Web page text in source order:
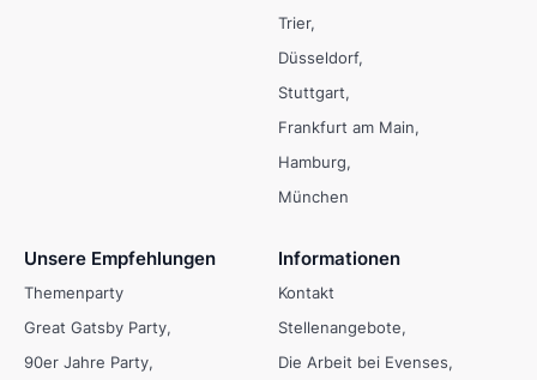
Trier
Düsseldorf
Stuttgart
Frankfurt am Main
Hamburg
München
Unsere Empfehlungen
Themenparty
Great Gatsby Party
90er Jahre Party
Informationen
Kontakt
Stellenangebote
Die Arbeit bei Evenses